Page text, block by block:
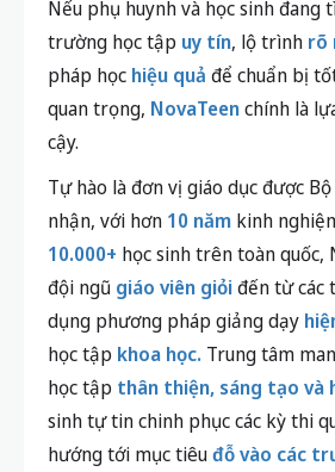
Nếu phụ huynh và học sinh
trường học tập uy tín, lộ trình rõ
pháp học hiệu quả để chuẩn bị
quan trọng, NovaTeenchính là
cậy.
Tự hào là đơn vị giáo dục được
nhận, với hơn 10 năm kinh
10.000+ học sinh trên toàn quốc,
đội ngũ giáo viên giỏiđến từ các
dụng phương pháp giảng dạy
học tập khoa học. Trung tâm
học tập thân thiện, sáng tạo và
sinh tự tin chinh phục các kỳ thi
hướng tới mục tiêuđỗ vào các